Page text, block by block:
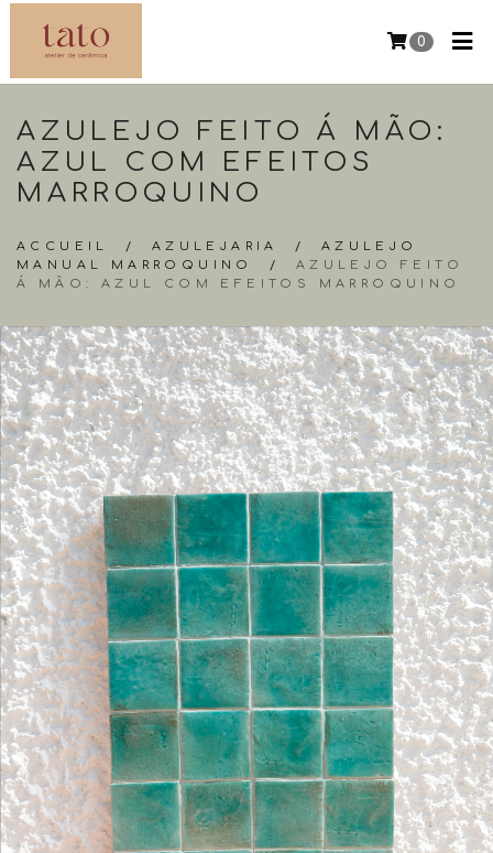
0
AZULEJO FEITO Á MÃO:
AZUL COM EFEITOS
MARROQUINO
ACCUEIL / AZULEJARIA / AZULEJO
MANUAL MARROQUINO
/ AZULEJO FEITO
Á MÃO: AZUL COM EFEITOS MARROQUINO